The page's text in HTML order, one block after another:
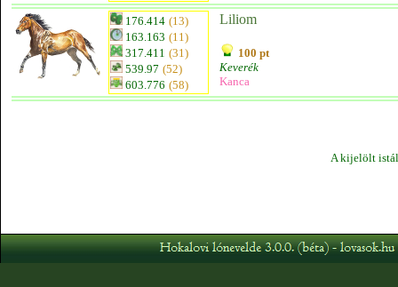
176.414 (13)
163.163 (11)
317.411 (31)
539.97 (52)
603.776 (58)
Liliom
100 pt
Keverék
Kanca
A kijelölt